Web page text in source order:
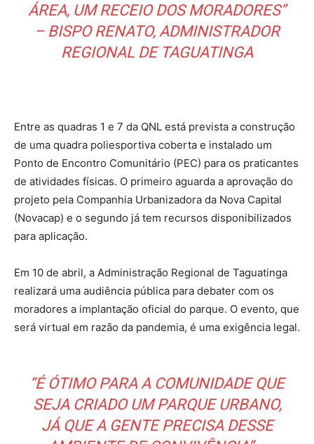
ÁREA, UM RECEIO DOS MORADORES”
– BISPO RENATO, ADMINISTRADOR
REGIONAL DE TAGUATINGA
Entre as quadras 1 e 7 da QNL está prevista a construção
de uma quadra poliesportiva coberta e instalado um
Ponto de Encontro Comunitário (PEC) para os praticantes
de atividades físicas. O primeiro aguarda a aprovação do
projeto pela Companhia Urbanizadora da Nova Capital
(Novacap) e o segundo já tem recursos disponibilizados
para aplicação.
Em 10 de abril, a Administração Regional de Taguatinga
realizará uma audiência pública para debater com os
moradores a implantação oficial do parque. O evento, que
será virtual em razão da pandemia, é uma exigência legal.
“É ÓTIMO PARA A COMUNIDADE QUE
SEJA CRIADO UM PARQUE URBANO,
JÁ QUE A GENTE PRECISA DESSE